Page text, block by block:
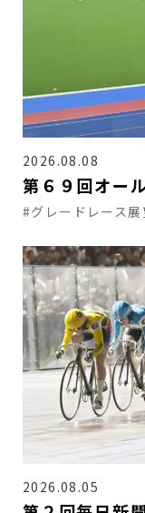
2026.08.08
第６９回オー
#グレードレース展
2026.08.05